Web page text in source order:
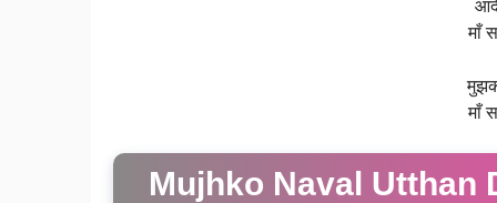
माँ
माँ
Mujhko Naval Utthan